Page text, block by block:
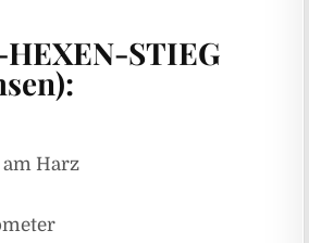
STIEG
:
am Harz